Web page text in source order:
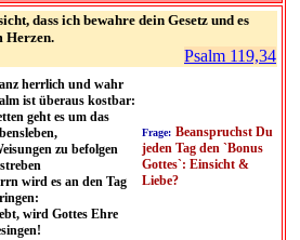
dass ich bewahre dein Gesetz und es
Herzen.
Psalm 119,34
herrlich und wahr
ist überaus kostbar:
geht es um das
zu befolgen
wird es an den Tag
wird Gottes Ehre
Frage: Beanspruchst Du
jeden Tag den `Bonus
Gottes`: Einsicht &
Liebe?